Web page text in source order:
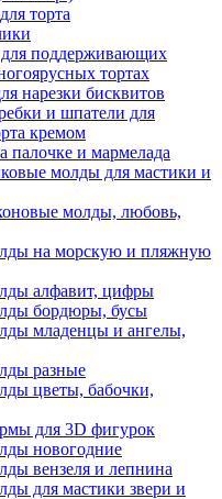
торта
поддерживающих
тортах
нарезки бисквитов
и шпатели для
кремом
палочке и мармелада
молды для мастики и
молды, любовь,
на морскую и пляжную
алфавит, цифры
бордюры, бусы
младенцы и ангелы,
разные
цветы, бабочки,
для 3D фигурок
новогодние
вензеля и лепнина
для мастики звери и